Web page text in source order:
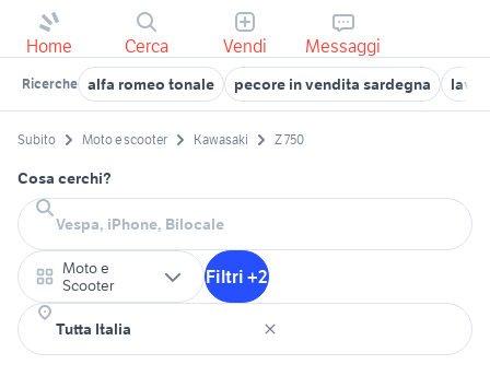
Home Cerca Vendi Messaggi
Ricerche alfa romeo tonale pecore in vendita sardegna
Subito Moto e scooter Kawasaki Z 750
Cosa cerchi?
Moto e
Scooter
Filtri +2